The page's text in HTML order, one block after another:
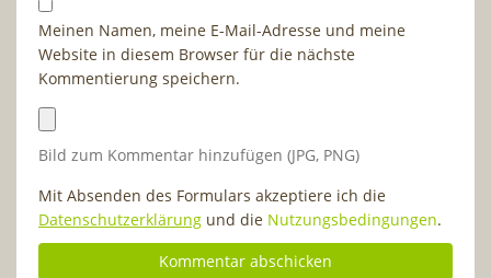
Meinen Namen, meine E-Mail-Adresse und meine
Website in diesem Browser für die nächste
Kommentierung speichern.
Bild zum Kommentar hinzufügen (JPG, PNG)
Mit Absenden des Formulars akzeptiere ich die
Datenschutzerklärung und die Nutzungsbedingungen.